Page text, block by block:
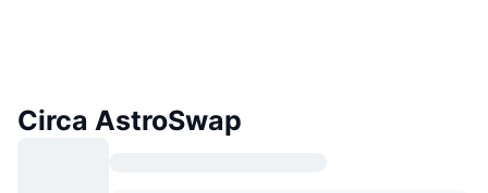
Circa AstroSwap